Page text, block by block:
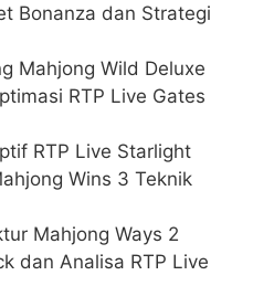
Bonanza dan Strategi
Mahjong Wild Deluxe
RTP Live Gates
RTP Live Starlight
Wins 3 Teknik
Mahjong Ways 2
dan Analisa RTP Live